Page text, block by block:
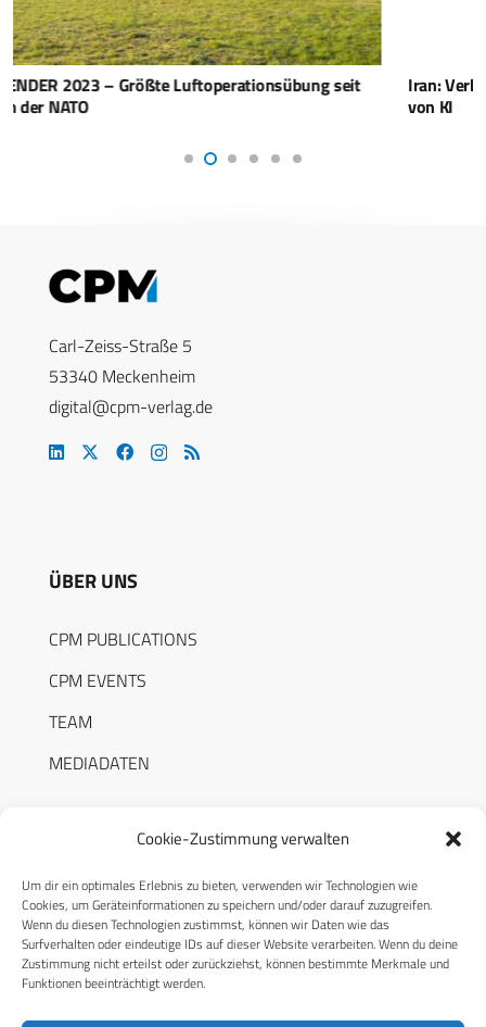
Cookie-Zustimmung verwalten
Um dir ein optimales Erlebnis zu bieten, verwenden wir Technologien wie
Cookies, um Geräteinformationen zu speichern und/oder darauf zuzugreifen.
Wenn du diesen Technologien zustimmst, können wir Daten wie das
Surfverhalten oder eindeutige IDs auf dieser Website verarbeiten. Wenn du deine
Zustimmung nicht erteilst oder zurückziehst, können bestimmte Merkmale und
Funktionen beeinträchtigt werden.
Iran: Verbesserung der Drohnenfähigkeiten durch Einsatz
von KI
Carl-Zeiss-Straße 5
53340 Meckenheim
digital@cpm-verlag.de
ÜBER UNS
CPM PUBLICATIONS
CPM EVENTS
TEAM
MEDIADATEN
RECHTLICHES
Datenschutzerklärung
Cookie-Richtlinie (EU)